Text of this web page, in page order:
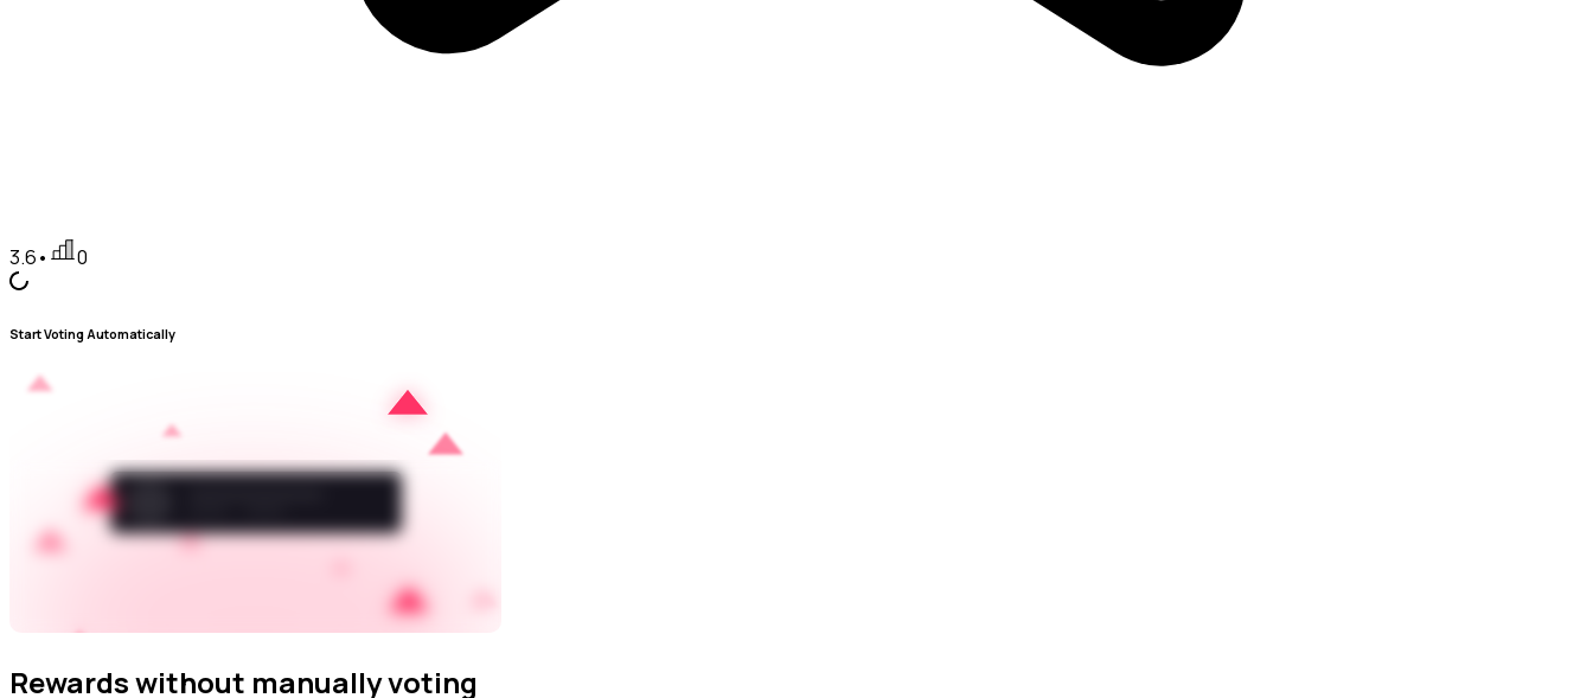
3.6• 0
Start Voting Automatically
Rewards without manually voting